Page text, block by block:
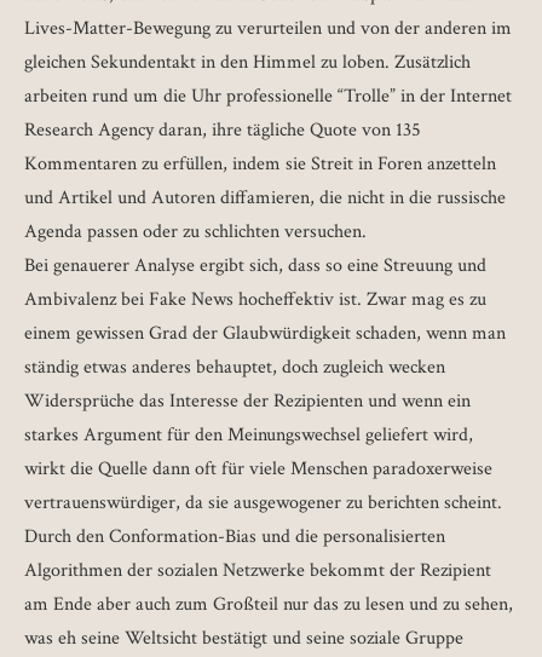
Lives-Matter-Bewegung zu verurteilen und von der anderen im
gleichen Sekundentakt in den Himmel zu loben. Zusätzlich
arbeiten rund um die Uhr professionelle “Trolle” in der Internet
Research Agency daran, ihre tägliche Quote von 135
Kommentaren zu erfüllen, indem sie Streit in Foren anzetteln
und Artikel und Autoren diffamieren, die nicht in die russische
Agenda passen oder zu schlichten versuchen.
Bei genauerer Analyse ergibt sich, dass so eine Streuung und
Ambivalenz bei Fake News hocheffektiv ist. Zwar mag es zu
einem gewissen Grad der Glaubwürdigkeit schaden, wenn man
ständig etwas anderes behauptet, doch zugleich wecken
Widersprüche das Interesse der Rezipienten und wenn ein
starkes Argument für den Meinungswechsel geliefert wird,
wirkt die Quelle dann oft für viele Menschen paradoxerweise
vertrauenswürdiger, da sie ausgewogener zu berichten scheint.
Durch den Conformation-Bias und die personalisierten
Algorithmen der sozialen Netzwerke bekommt der Rezipient
am Ende aber auch zum Großteil nur das zu lesen und zu sehen,
was eh seine Weltsicht bestätigt und seine soziale Gruppe